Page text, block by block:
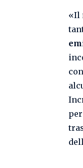
«Il
per